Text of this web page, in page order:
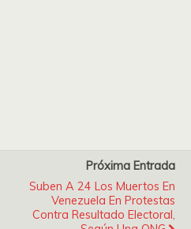
Próxima Entrada
Suben A 24 Los Muertos En
Venezuela En Protestas
Contra Resultado Electoral,